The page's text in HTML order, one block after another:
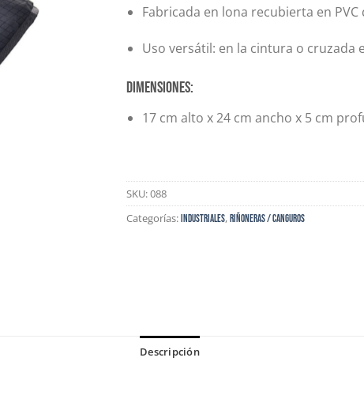
Fabricada en lona recubierta en
Uso versátil: en la cintura o cruzada
Dimensiones:
17 cm alto x 24 cm ancho x 5 cm
SKU:088
Categorías: Industriales, Riñoneras / Canguros
Descripción